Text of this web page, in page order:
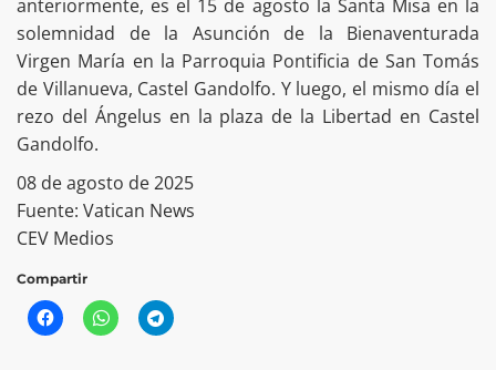
anteriormente, es el 15 de agosto la Santa Misa en la
solemnidad de la Asunción de la Bienaventurada
Virgen María en la Parroquia Pontificia de San Tomás
de Villanueva, Castel Gandolfo. Y luego, el mismo día el
rezo del Ángelus en la plaza de la Libertad en Castel
Gandolfo.
08 de agosto de 2025
Fuente: Vatican News
CEV Medios
Compartir